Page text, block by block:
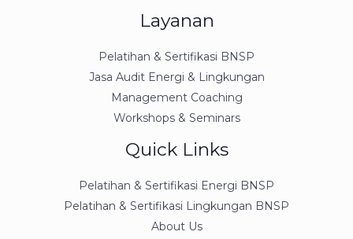
Layanan
Pelatihan & Sertifikasi BNSP
Jasa Audit Energi & Lingkungan
Management Coaching
Workshops & Seminars
Quick Links
Pelatihan & Sertifikasi Energi BNSP
Pelatihan & Sertifikasi Lingkungan BNSP
About Us